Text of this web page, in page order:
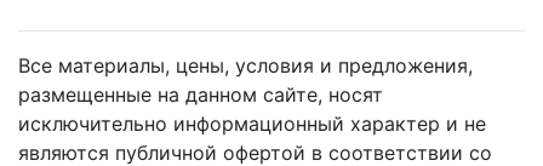
Все материалы, цены, условия и предложения,
размещенные на данном сайте, носят
исключительно информационный характер и не
являются публичной офертой в соответствии со